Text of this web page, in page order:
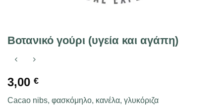
Βοτανικό γούρι (υγεία και αγάπη)
3,00 €
Cacao nibs, φασκόμηλο, κανέλα, γλυκόριζα